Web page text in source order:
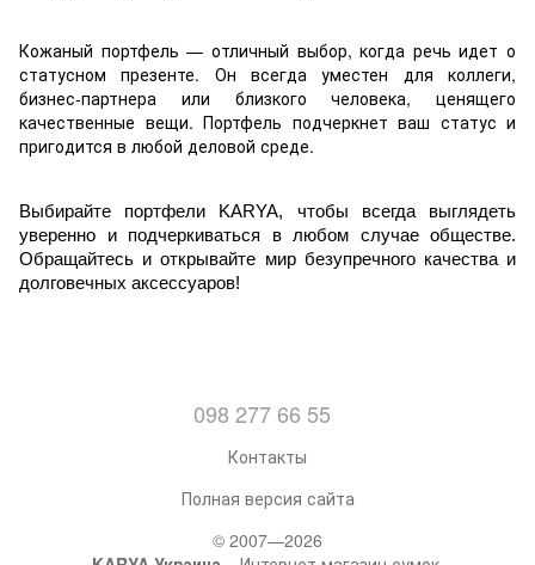
Кожаный портфель — отличный выбор, когда речь идет о
статусном презенте. Он всегда уместен для коллеги,
бизнес-партнера или близкого человека, ценящего
качественные вещи. Портфель подчеркнет ваш статус и
пригодится в любой деловой среде.
Выбирайте портфели KARYA, чтобы всегда выглядеть
уверенно и подчеркиваться в любом случае обществе.
Обращайтесь и открывайте мир безупречного качества и
долговечных аксессуаров!
098 277 66 55
Контакты
Полная версия сайта
© 2007—2026